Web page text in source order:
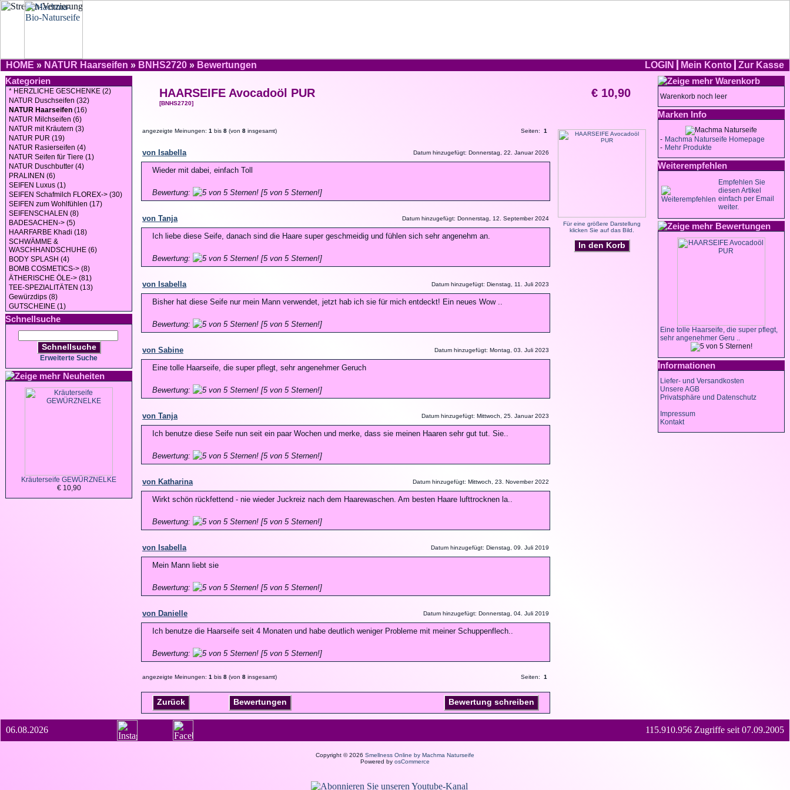
HOME » NATUR Haarseifen » BNHS2720 » Bewertungen LOGIN Mein Konto
Zur Kasse
Kategorien
* HERZLICHE GESCHENKE (2)
NATUR Duschseifen (32)
NATUR Haarseifen (16)
NATUR Milchseifen (6)
NATUR mit Kräutern (3)
NATUR PUR (19)
NATUR Rasierseifen (4)
NATUR Seifen für Tiere (1)
NATUR Duschbutter (4)
PRALINEN (6)
SEIFEN Luxus (1)
SEIFEN Schafmilch FLOREX-> (30)
SEIFEN zum Wohlfühlen (17)
SEIFENSCHALEN (8)
BADESACHEN-> (5)
HAARFARBE Khadi (18)
SCHWÄMME &
WASCHHANDSCHUHE (6)
BODY SPLASH (4)
BOMB COSMETICS-> (8)
ÄTHERISCHE ÖLE-> (81)
TEE-SPEZIALITÄTEN (13)
Gewürzdips (8)
GUTSCHEINE (1)
Schnellsuche
Schnellsuche
Erweiterte Suche
Neuheiten
Kräuterseife GEWÜRZNELKE
€ 10,90
HAARSEIFE Avocadoöl PUR
[BNHS2720]
€ 10,90
angezeigte Meinungen: 1 bis 8 (von 8 insgesamt) Seiten: 1
von Isabella Datum hinzugefügt: Donnerstag, 22. Januar 2026
Wieder mit dabei, einfach Toll
Bewertung: [5 von 5 Sternen!]
von Tanja Datum hinzugefügt: Donnerstag, 12. September 2024
Ich liebe diese Seife, danach sind die Haare super geschmeidig und fühlen sich sehr angenehm an.
Bewertung: [5 von 5 Sternen!]
von Isabella Datum hinzugefügt: Dienstag, 11. Juli 2023
Bisher hat diese Seife nur mein Mann verwendet, jetzt hab ich sie für mich entdeckt! Ein neues Wow ..
Bewertung: [5 von 5 Sternen!]
von Sabine Datum hinzugefügt: Montag, 03. Juli 2023
Eine tolle Haarseife, die super pflegt, sehr angenehmer Geruch
Bewertung: [5 von 5 Sternen!]
von Tanja Datum hinzugefügt: Mittwoch, 25. Januar 2023
Ich benutze diese Seife nun seit ein paar Wochen und merke, dass sie meinen Haaren sehr gut tut. Sie..
Bewertung: [5 von 5 Sternen!]
von Katharina Datum hinzugefügt: Mittwoch, 23. November 2022
Wirkt schön rückfettend - nie wieder Juckreiz nach dem Haarewaschen. Am besten Haare lufttrocknen la..
Bewertung: [5 von 5 Sternen!]
von Isabella Datum hinzugefügt: Dienstag, 09. Juli 2019
Mein Mann liebt sie
Bewertung: [5 von 5 Sternen!]
von Danielle Datum hinzugefügt: Donnerstag, 04. Juli 2019
Ich benutze die Haarseife seit 4 Monaten und habe deutlich weniger Probleme mit meiner Schuppenflech..
Bewertung: [5 von 5 Sternen!]
angezeigte Meinungen: 1 bis 8 (von 8 insgesamt) Seiten: 1
Zurück Bewertungen Bewertung schreiben
Für eine größere Darstellung
klicken Sie auf das Bild.
In den Korb
Warenkorb
Warenkorb noch leer
Marken Info
- Machma Naturseife Homepage
- Mehr Produkte
Weiterempfehlen
Empfehlen Sie
diesen Artikel
einfach per Email
weiter.
Bewertungen
Eine tolle Haarseife, die super pflegt,
sehr angenehmer Geru ..
Informationen
Liefer- und Versandkosten
Unsere AGB
Privatsphäre und Datenschutz
Impressum
Kontakt
06.08.2026 115.910.956 Zugriffe seit 07.09.2005
Copyright © 2026 Smellness Online by Machma Naturseife
Powered by osCommerce